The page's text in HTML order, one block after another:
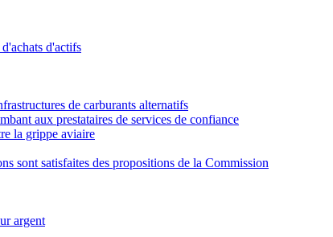
d'actifs
de carburants alternatifs
aux prestataires de services de confiance
la grippe aviaire
sont satisfaites des propositions de la Commission
argent